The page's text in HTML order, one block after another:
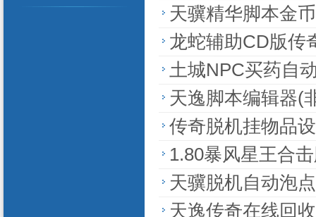
天骥精华脚本金
龙蛇辅助CD版传
土城NPC买药自
天逸脚本编辑器(
传奇脱机挂物品
1.80暴风星王合
天骥脱机自动泡
天逸传奇在线回